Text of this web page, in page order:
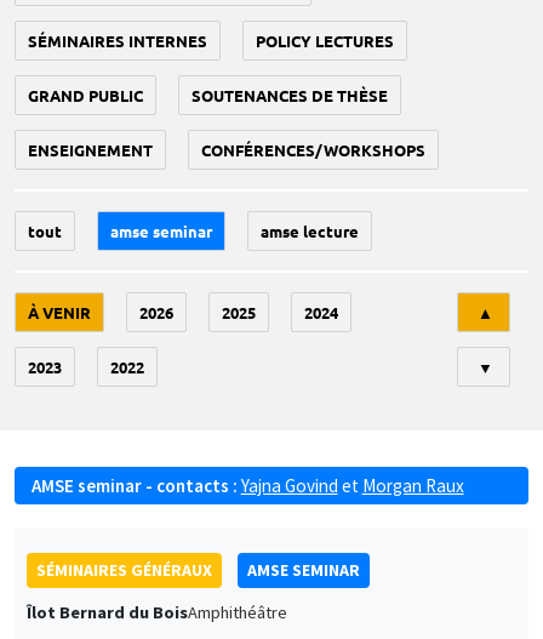
SÉMINAIRES INTERNES POLICY LECTURES
GRAND PUBLIC SOUTENANCES DE THÈSE
ENSEIGNEMENT CONFÉRENCES/WORKSHOPS
tout amse seminar amse lecture
À VENIR 2026 2025 2024
2023 2022
▲
▼
AMSE seminar - contacts : Yajna Govind et Morgan Raux
SÉMINAIRES GÉNÉRAUX
AMSE SEMINAR
Îlot Bernard du BoisAmphithéâtre